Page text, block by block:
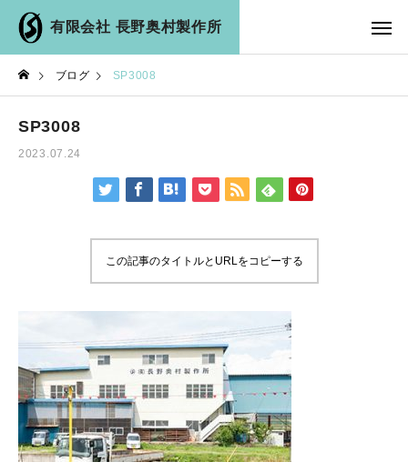
有限会社 長野奥村製作所
ブログ SP3008
SP3008
2023.07.24
この記事のタイトルとURLをコピーする